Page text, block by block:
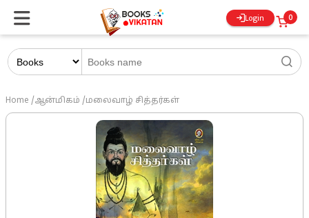
Login 0
Home /ஆன்மிகம் /மலைவாழ் சித்தர்கள்